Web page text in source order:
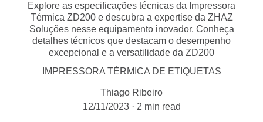
Explore as especificações técnicas da Impressora
Térmica ZD200 e descubra a expertise da ZHAZ
Soluções nesse equipamento inovador. Conheça
detalhes técnicos que destacam o desempenho
excepcional e a versatilidade da ZD200
IMPRESSORA TÉRMICA DE ETIQUETAS
Thiago Ribeiro
12/11/2023
2 min read